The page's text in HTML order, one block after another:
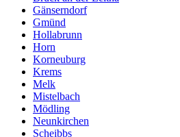
Gänserndorf
Gmünd
Hollabrunn
Horn
Korneuburg
Krems
Melk
Mistelbach
Mödling
Neunkirchen
Scheibbs